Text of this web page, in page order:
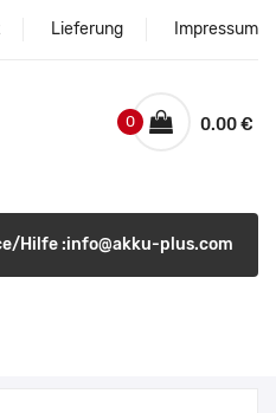
Lieferung Impressum
0.00 €
0
Hilfe :info@akku-plus.com